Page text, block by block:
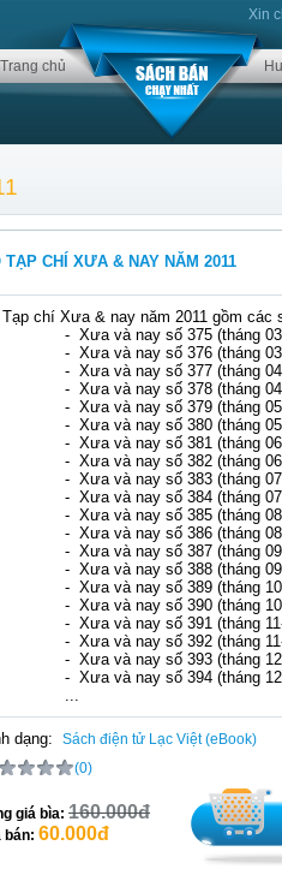
Xin
Trang chủ
TẠP CHÍ XƯA & NAY NĂM 2011
Tạp chí Xưa & nay năm 2011 gồm các
- Xưa và nay số 375 (tháng
- Xưa và nay số 376 (tháng
- Xưa và nay số 377 (tháng
- Xưa và nay số 378 (tháng
- Xưa và nay số 379 (tháng
- Xưa và nay số 380 (tháng
- Xưa và nay số 381 (tháng
- Xưa và nay số 382 (tháng
- Xưa và nay số 383 (tháng
- Xưa và nay số 384 (tháng
- Xưa và nay số 385 (tháng
- Xưa và nay số 386 (tháng
- Xưa và nay số 387 (tháng
- Xưa và nay số 388 (tháng
- Xưa và nay số 389 (tháng
- Xưa và nay số 390 (tháng
- Xưa và nay số 391 (tháng
- Xưa và nay số 392 (tháng
- Xưa và nay số 393 (tháng
- Xưa và nay số 394 (tháng
...
dạng:
Sách điện tử Lạc Việt (eBook)
(0)
giá bìa: 160.000đ
bán: 60.000đ